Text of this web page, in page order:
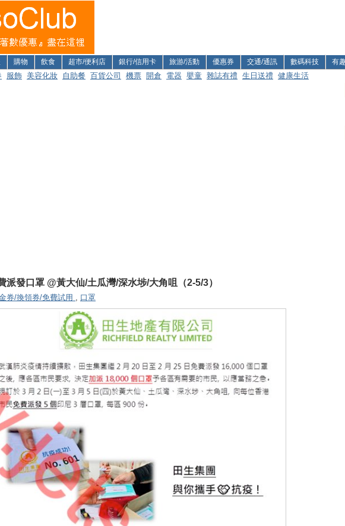
購物 飲食 超市/便利店 銀行/信用卡 旅游/活動 優惠券 交通/通訊 數碼科技 有
服飾 美容化妝 自助餐 百貨公司 機票 開倉 電器 嬰童 雜誌有禮 生日送禮 健康生活
派發口罩 @黃大仙/土瓜灣/深水埗/大角咀（2-5/3）
券/換領券/免費試用 , 口罩